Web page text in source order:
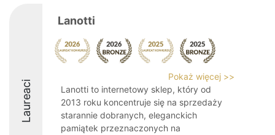
Laureaci
Lanotti
Pokaż więcej >>
Lanotti to internetowy sklep, który od
2013 roku koncentruje się na sprzedaży
starannie dobranych, eleganckich
pamiątek przeznaczonych na